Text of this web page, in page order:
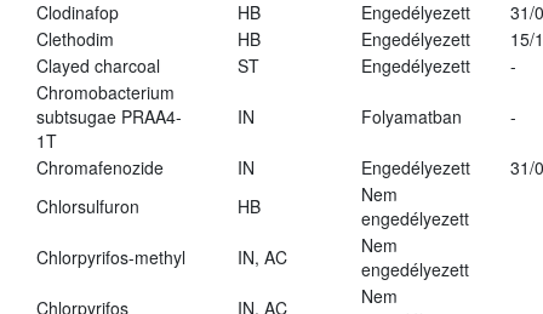
Clodinafop
HB Engedélyezett
31/
Clethodim
HB Engedélyezett
15/
Clayed charcoal
ST Engedélyezett
-
Chromobacterium
subtsugae PRAA4-
1T
IN Folyamatban -
Chromafenozide IN Engedélyezett
31/
Chlorsulfuron
HB
Nem
engedélyezett
Chlorpyrifos-methyl
IN, AC
Nem
engedélyezett
Chlorpyrifos
IN, AC
Nem